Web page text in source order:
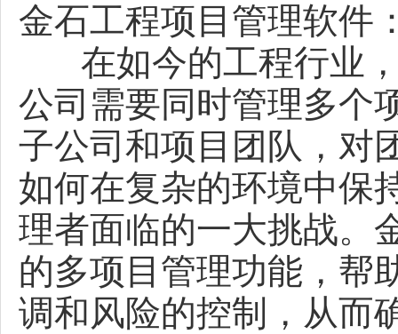
金石工程项目管理软件
在如今的工程行业，
公司需要同时管理多个
子公司和项目团队，对
如何在复杂的环境中保
理者面临的一大挑战。
的多项目管理功能，帮
调和风险的控制，从而